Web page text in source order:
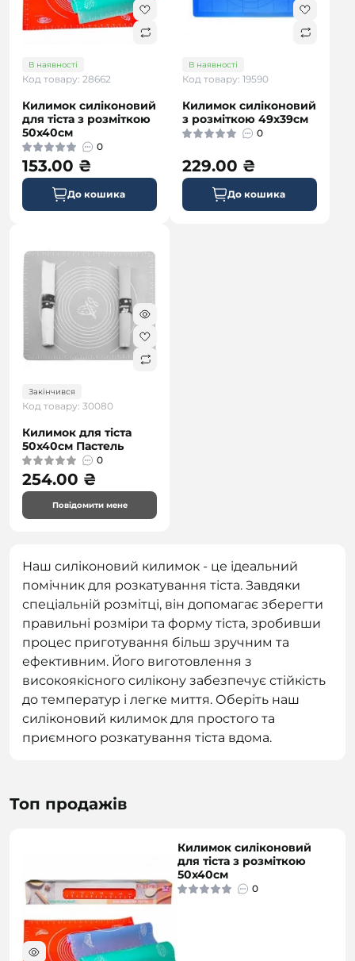
В наявності
Код товару: 28662
Килимок силіконовий
для тіста з розміткою
50х40см
0
153.00 ₴
До кошика
В наявності
Код товару: 19590
Килимок силіконовий
з розміткою 49х39см
0
229.00 ₴
До кошика
Закінчився
Код товару: 30080
Килимок для тіста
50х40см Пастель
0
254.00 ₴
Повідомити мене
Наш силіконовий килимок - це ідеальний
помічник для розкатування тіста. Завдяки
спеціальній розмітці, він допомагає зберегти
правильні розміри та форму тіста, зробивши
процес приготування більш зручним та
ефективним. Його виготовлення з
високоякісного силікону забезпечує стійкість
до температур і легке миття. Оберіть наш
силіконовий килимок для простого та
приємного розкатування тіста вдома.
Топ продажів
Килимок силіконовий
для тіста з розміткою
50х40см
0